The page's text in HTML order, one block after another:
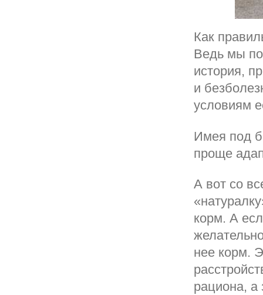
Как
Ведь мы
история,
и
условиям
Имея под
проще
А вот со
корм. А
нее корм.
рациона, а